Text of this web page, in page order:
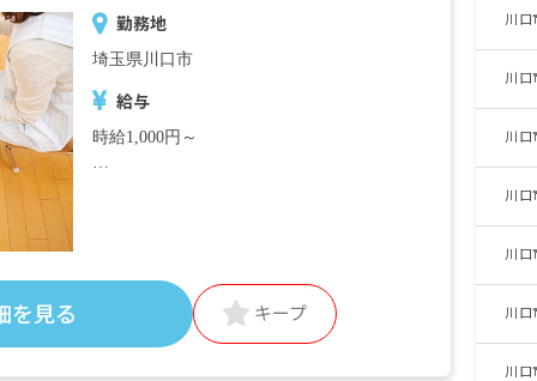
勤務地
埼玉県川口市
給与
時給1,000円～
交通費：社内規定に応じて支給（マイカー通
勤はガソリン代を支給）
時間外手当：法定通り支給
を見る キープ
川口
川口
川口
川口
川口
川口
川口